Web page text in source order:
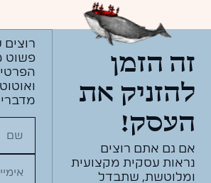
זה הזמן
להזניק את
העסק!
אם גם אתם רוצים
נראות עסקית מקצועית
ומלוטשת, שתבדל
פשוט